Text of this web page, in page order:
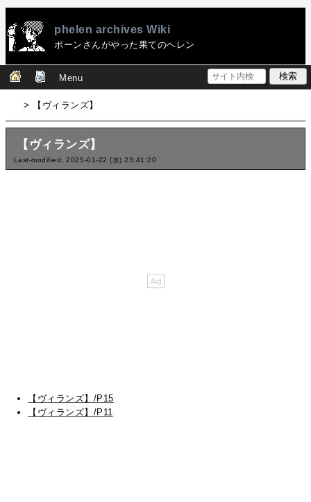
phelen archives Wiki
ポーンさんがやった果てのヘレン
Menu
> 【ヴィランズ】
【ヴィランズ】
Last-modified: 2025-01-22 (水) 23:41:20
【ヴィランズ】/P15
【ヴィランズ】/P11